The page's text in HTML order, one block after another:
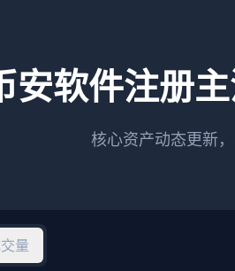
安软件注册
核心资产动态更新
量